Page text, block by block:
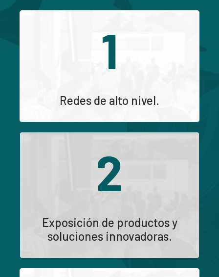
1
Redes de alto nivel.
2
Exposición de productos y
soluciones innovadoras.